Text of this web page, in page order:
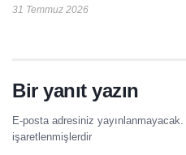
31 Temmuz 2026
Bir yanıt yazın
E-posta adresiniz yayınlanmayacak.
işaretlenmişlerdir